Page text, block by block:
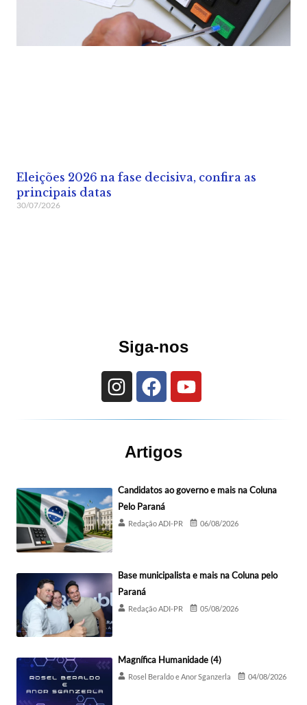
Eleições 2026 na fase decisiva, confira as
principais datas
30/07/2026
Siga-nos
Artigos
Candidatos ao governo e mais na Coluna
Pelo Paraná
Redação ADI-PR 06/08/2026
Base municipalista e mais na Coluna pelo
Paraná
Redação ADI-PR 05/08/2026
Magnífica Humanidade (4)
Rosel Beraldo e Anor Sganzerla 04/08/2026